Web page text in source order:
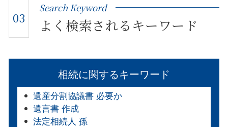
03
Search Keyword
よく検索されるキーワード
相続に関するキーワード
遺産分割協議書 必要か
遺言書 作成
法定相続人 孫